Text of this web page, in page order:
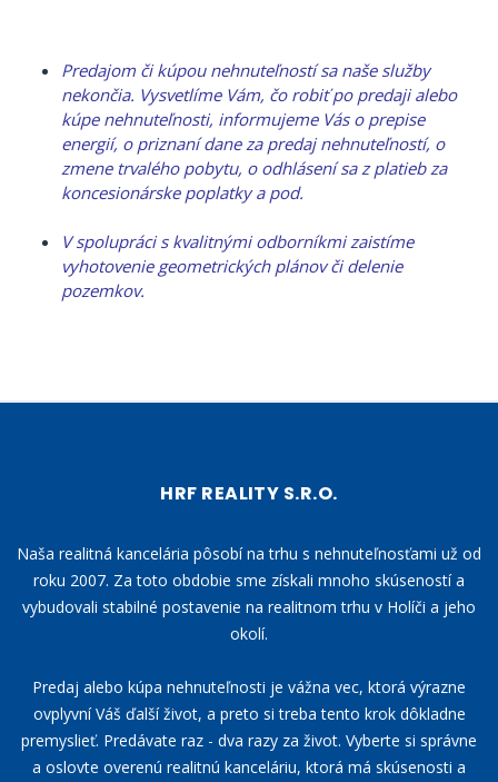
Predajom či kúpou nehnuteľností sa naše služby
nekončia. Vysvetlíme Vám, čo robiť po predaji alebo
kúpe nehnuteľnosti, informujeme Vás o prepise
energií, o priznaní dane za predaj nehnuteľností, o
zmene trvalého pobytu, o odhlásení sa z platieb za
koncesionárske poplatky a pod.
V spolupráci s kvalitnými odborníkmi zaistíme
vyhotovenie geometrických plánov či delenie
pozemkov.
HRF REALITY S.R.O.
Naša realitná kancelária pôsobí na trhu s nehnuteľnosťami už od
roku 2007. Za toto obdobie sme získali mnoho skúseností a
vybudovali stabilné postavenie na realitnom trhu v Holíči a jeho
okolí.
Predaj alebo kúpa nehnuteľnosti je vážna vec, ktorá výrazne
ovplyvní Váš ďalší život, a preto si treba tento krok dôkladne
premyslieť. Predávate raz - dva razy za život. Vyberte si správne
a oslovte overenú realitnú kanceláriu, ktorá má skúsenosti a